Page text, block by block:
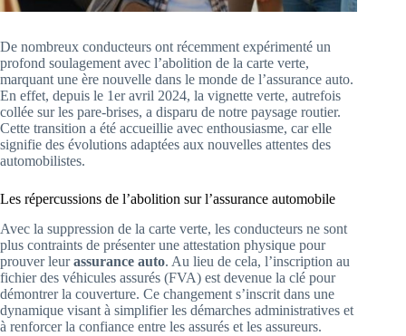
De nombreux conducteurs ont récemment expérimenté un
profond soulagement avec l’abolition de la carte verte,
marquant une ère nouvelle dans le monde de l’assurance auto.
En effet, depuis le 1er avril 2024, la vignette verte, autrefois
collée sur les pare-brises, a disparu de notre paysage routier.
Cette transition a été accueillie avec enthousiasme, car elle
signifie des évolutions adaptées aux nouvelles attentes des
automobilistes.
Les répercussions de l’abolition sur l’assurance automobile
Avec la suppression de la carte verte, les conducteurs ne sont
plus contraints de présenter une attestation physique pour
prouver leurassurance auto. Au lieu de cela, l’inscription au
fichier des véhicules assurés (FVA) est devenue la clé pour
démontrer la couverture. Ce changement s’inscrit dans une
dynamique visant à simplifier les démarches administratives et
à renforcer la confiance entre les assurés et les assureurs.